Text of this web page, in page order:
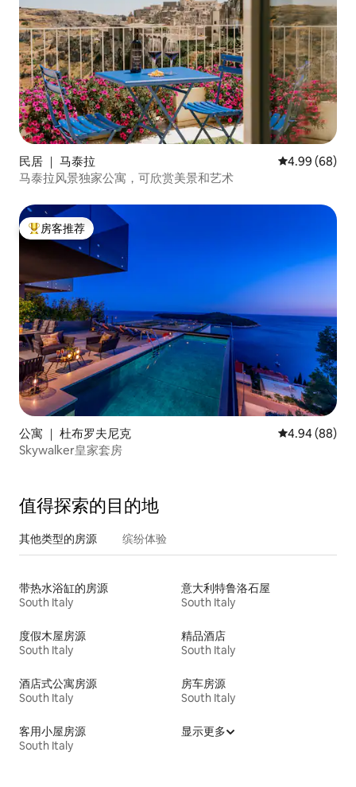
民居 ｜ 马泰拉 平均评分 4.99
4.99 (68)
马泰拉风景独家公寓，可欣赏美景和艺术
热门「房客推荐」
房客推荐
公寓 ｜ 杜布罗夫尼克 平均评分 4.94
4.94 (88)
Skywalker皇家套房
值得探索的目的地
其他类型的房源 缤纷体验
带热水浴缸的房源
South Italy
意大利特鲁洛石屋
South Italy
度假木屋房源
South Italy
精品酒店
South Italy
酒店式公寓房源
South Italy
房车房源
South Italy
客用小屋房源
South Italy
显示更多